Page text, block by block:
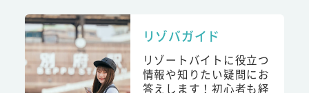
リゾバガイド
リゾートバイトに役立つ
情報や知りたい疑問にお
答えします！初心者も経